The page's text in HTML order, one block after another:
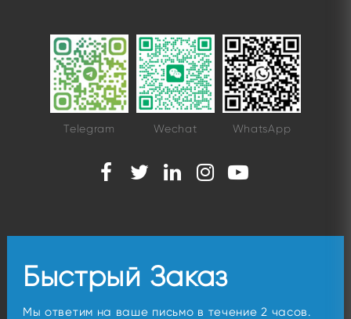
Telegram Wechat WhatsApp
Быстрый Заказ
Мы ответим на ваше письмо в течение 2 часов.